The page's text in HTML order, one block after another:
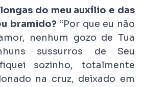
do meu auxílio e das
bramido? “Por que eu não
nenhum gozo de Tua
sussurros de Seu
sozinho, totalmente
na cruz, deixado em